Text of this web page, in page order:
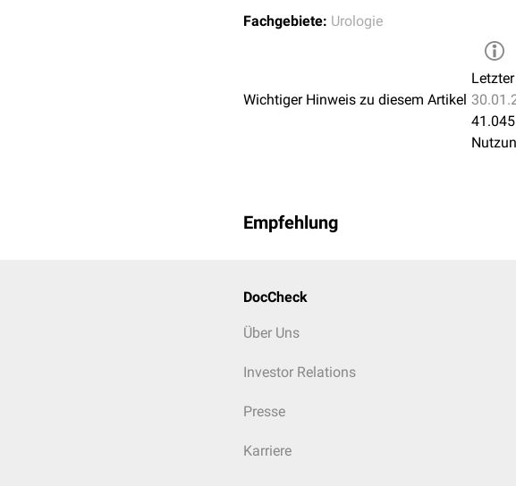
Fachgebiete: Urologie
Wichtiger Hinweis zu diesem Artikel
Empfehlung
DocCheck
Über Uns
Investor Relations
Presse
Karriere